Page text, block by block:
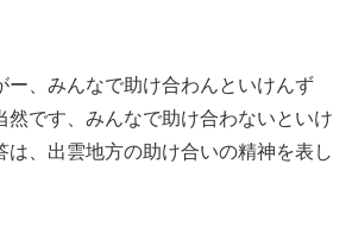
ー、みんなで助け合わんといけんず
然です、みんなで助け合わないといけ
は、出雲地方の助け合いの精神を表し